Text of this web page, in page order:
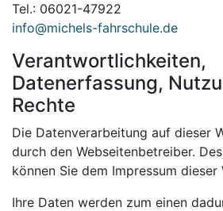
Tel.: 06021-47922
info@michels-fahrschule.de
Verantwortlichkeiten,
Datenerfassung,
Rechte
Die Datenverarbeitung auf dieser
durch den Webseitenbetreiber.
können Sie dem Impressum dieser
Ihre Daten werden zum einen